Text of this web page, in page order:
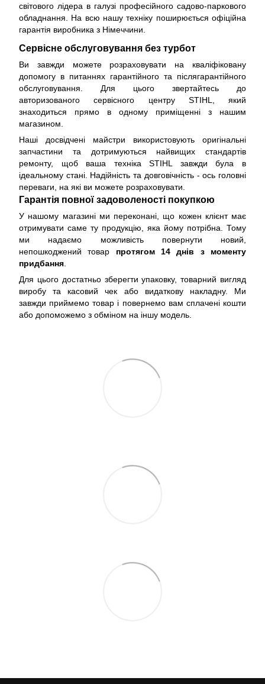
світового лідера в галузі професійного садово-паркового
обладнання. На всю нашу техніку поширюється офіційна
гарантія виробника з Німеччини
Сервісне обслуговування без турбот
Ви завжди можете розраховувати на кваліфіковану
допомогу в питаннях гарантійного та післягарантійного
обслуговування. Для цього звертайтесь до
авторизованого сервісного центру STIHL, який
знаходиться прямо в одному приміщенні з нашим
магазином.
Наші досвідчені майстри використовують оригінальні
запчастини та дотримуються найвищих стандартів
ремонту, щоб ваша техніка STIHL завжди була в
ідеальному стані. Надійність та довговічність - ось головні
переваги, на які ви можете розраховувати.
Гарантія повної задоволеності покупкою
У нашому магазині ми переконані, що кожен клієнт має
отримувати саме ту продукцію, яка йому потрібна. Тому
ми надаємо можливість повернути новий,
непошкоджений товар протягом 14 днів з моменту
придбання
Для цього достатньо зберегти упаковку, товарний вигляд
виробу та касовий чек або видаткову накладну. Ми
завжди приймемо товар і повернемо вам сплачені кошти
або допоможемо з обміном на іншу модель.